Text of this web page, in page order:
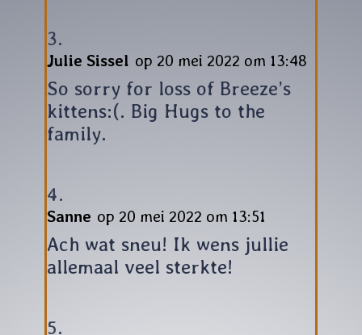
Julie Sissel op 20 mei 2022 om 13:48
So sorry for loss of Breeze’s
kittens:(. Big Hugs to the
family.
Sanne op 20 mei 2022 om 13:51
Ach wat sneu! Ik wens jullie
allemaal veel sterkte!